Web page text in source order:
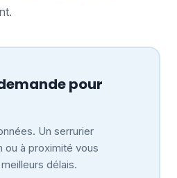
pour
Un serrurier
ou à proximité vous
délais.